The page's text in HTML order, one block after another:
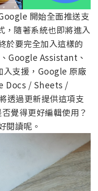
開始全面推送支
隨著系統也即將進入
於要完全加入這樣的
Google Assistant、
支援，Google 原廠
Docs / Sheets /
透過更新提供這項支
覺得更好編輯使用？
閱讀呢。